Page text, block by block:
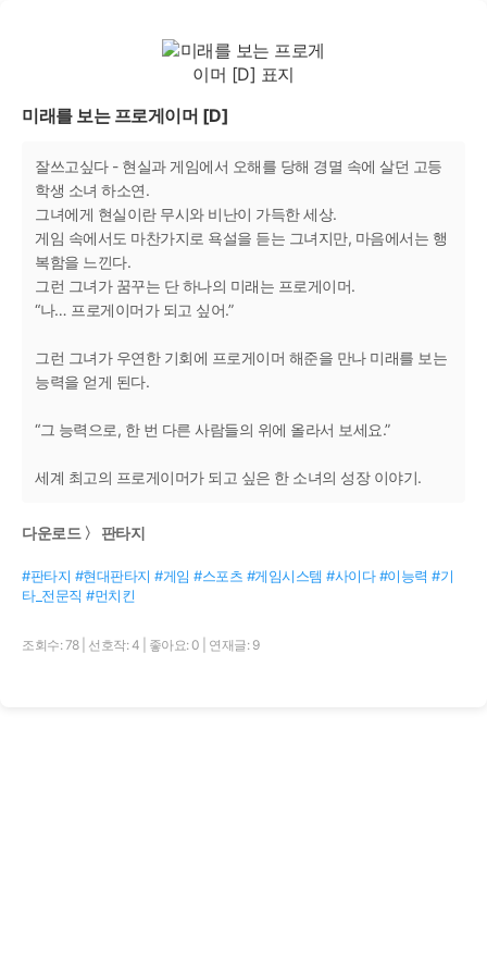
미래를 보는 프로게이머 [D]
잘쓰고싶다 - 현실과 게임에서 오해를 당해 경멸 속에 살던 고등
학생 소녀 하소연.
그녀에게 현실이란 무시와 비난이 가득한 세상.
게임 속에서도 마찬가지로 욕설을 듣는 그녀지만, 마음에서는 행
복함을 느낀다.
그런 그녀가 꿈꾸는 단 하나의 미래는 프로게이머.
“나… 프로게이머가 되고 싶어.”
그런 그녀가 우연한 기회에 프로게이머 해준을 만나 미래를 보는
능력을 얻게 된다.
“그 능력으로, 한 번 다른 사람들의 위에 올라서 보세요.”
세계 최고의 프로게이머가 되고 싶은 한 소녀의 성장 이야기.
다운로드 〉 판타지
#판타지 #현대판타지 #게임 #스포츠 #게임시스템 #사이다 #이능력 #기
타_전문직 #먼치킨
조회수: 78 선호작: 4 좋아요: 0 연재글: 9